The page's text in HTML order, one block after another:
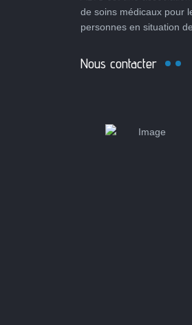
de soins médicaux pour
personnes en situation
Nous contacter